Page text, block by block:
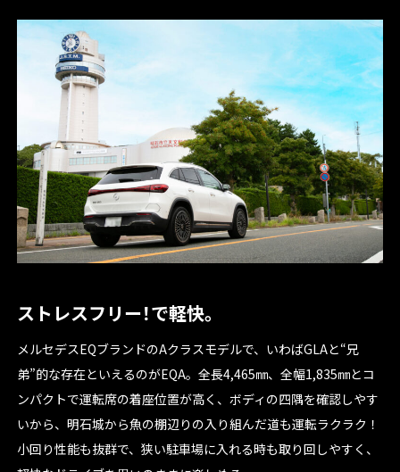
ストレスフリー！で軽快。
メルセデスEQブランドのAクラスモデルで、いわばGLAと“兄
弟”的な存在といえるのがEQA。全長4,465㎜、全幅1,835㎜とコ
ンパクトで運転席の着座位置が高く、ボディの四隅を確認しやす
いから、明石城から魚の棚辺りの入り組んだ道も運転ラクラク！
小回り性能も抜群で、狭い駐車場に入れる時も取り回しやすく、